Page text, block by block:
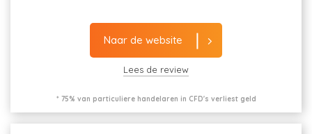
Naar de website
Lees de review
* 75% van particuliere handelaren in CFD's verliest geld